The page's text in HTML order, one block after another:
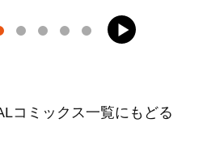
コミックス一覧にもどる